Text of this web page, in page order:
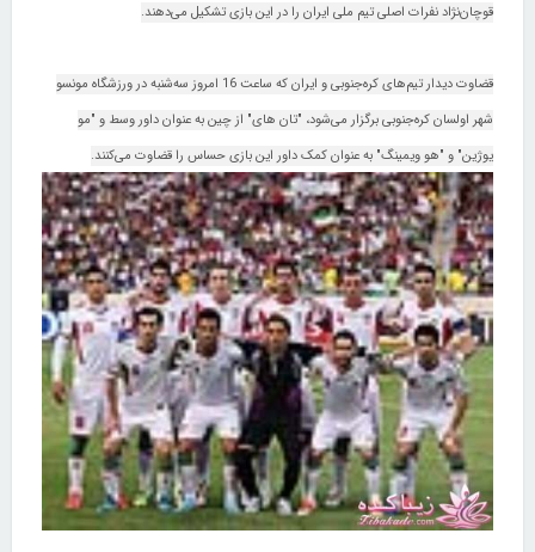
قوچان‌نژاد نفرات اصلی تیم ملی ایران را در این بازی تشکیل می‌دهند.
قضاوت دیدار تیم‌های کره‌جنوبی و ایران که ساعت 16 امروز سه‌شنبه در ورزشگاه مونسو
شهر اولسان کره‌جنوبی برگزار می‌شود، "تان های" از چین به عنوان داور وسط و "مو
یوژین" و "هو ویمینگ" به عنوان کمک داور این بازی حساس را قضاوت می‌کنند.